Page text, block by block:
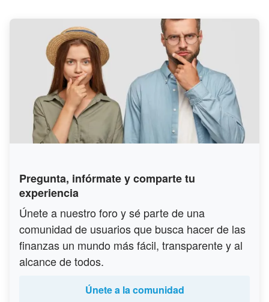
Pregunta, infórmate y comparte tu
experiencia
Únete a nuestro foro y sé parte de una
comunidad de usuarios que busca hacer de las
finanzas un mundo más fácil, transparente y al
alcance de todos.
Únete a la comunidad